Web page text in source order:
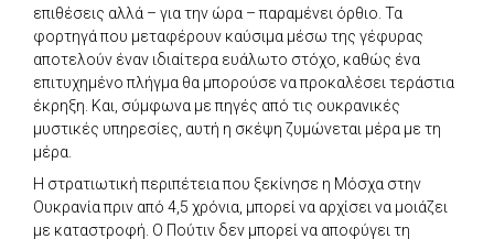
επιθέσεις αλλά – για την ώρα – παραμένει όρθιο. Τα
φορτηγά που μεταφέρουν καύσιμα μέσω της γέφυρας
αποτελούν έναν ιδιαίτερα ευάλωτο στόχο, καθώς ένα
επιτυχημένο πλήγμα θα μπορούσε να προκαλέσει τεράστια
έκρηξη. Και, σύμφωνα με πηγές από τις ουκρανικές
μυστικές υπηρεσίες, αυτή η σκέψη ζυμώνεται μέρα με τη
μέρα.
Η στρατιωτική περιπέτεια που ξεκίνησε η Μόσχα στην
Ουκρανία πριν από 4,5 χρόνια, μπορεί να αρχίσει να μοιάζει
με καταστροφή. Ο Πούτιν δεν μπορεί να αποφύγει τη